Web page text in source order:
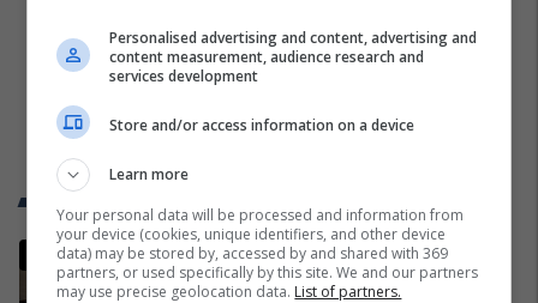
Trend Telegrafi
Shpend Ahmeti dënohet me 2 vite
burgim dhe 5 mijë euro gjobë
Personalised advertising and content, advertising and
content measurement, audience research and
services development
Store and/or access information on a device
Learn more
Your personal data will be processed and information from
your device (cookies, unique identifiers, and other device
data) may be stored by, accessed by and shared with 369
partners, or used specifically by this site. We and our partners
may use precise geolocation data. List of partners.